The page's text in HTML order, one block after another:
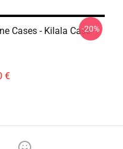
Cases - Kilala Case
€
-20%